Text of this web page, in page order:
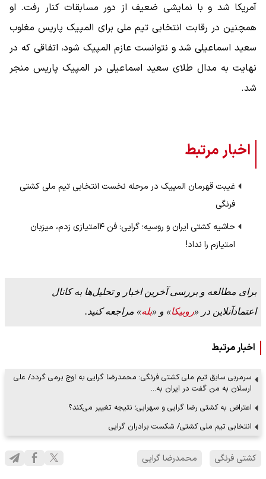
آمریکا شد و با نمایشی ضعیف از دور مسابقات کنار رفت. او
همچنین در رقابت انتخابی تیم ملی برای المپیک پاریس مغلوب
سعید اسماعیلی شد و نتوانست عازم المپیک شود، اتفاقی که در
نهایت به مدال طلای سعید اسماعیلی در المپیک پاریس منجر
شد.
اخبار مرتبط
غیبت قهرمان المپیک در مرحله نخست انتخابی تیم ملی کشتی
فرنگی
حاشیه کشتی ایران و روسیه؛ گرایی: فن ۴امتیازی زدم، میزبان
امتیازم را نداد!
برای مطالعه و بررسی آخرین اخبار و تحلیل‌ها به کانال
اعتمادآنلاین در «روبیکا» و «بله» مراجعه کنید.
اخبار مرتبط
سرمربی سابق تیم ملی کشتی فرنگی: محمدرضا گرایی به اوج برمی گردد/ علی
ارسلان به من گفت در ایران به…
اعتراض به کشتی رضا گرایی و سهرابی؛ نتیجه تغییر می‌کند؟
انتخابی تیم ملی کشتی/ شکست برادران گرایی
کشتی فرنگی محمدرضا گرایی